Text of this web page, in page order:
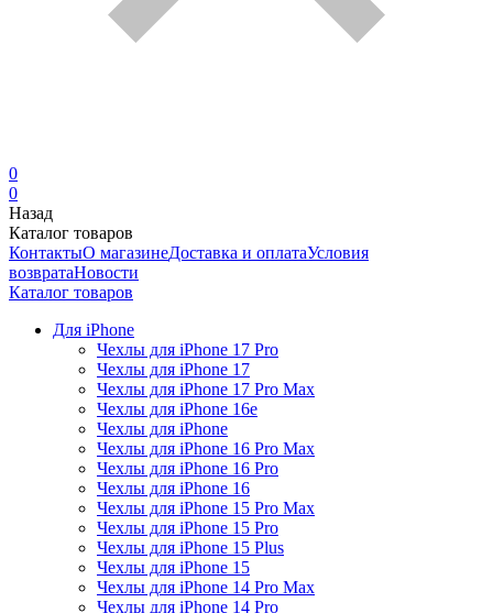
0
0
Назад
Каталог товаров
КонтактыО магазинеДоставка и оплатаУсловия
возвратаНовости
Каталог товаров
Для iPhone
Чехлы для iPhone 17 Pro
Чехлы для iPhone 17
Чехлы для iPhone 17 Pro Max
Чехлы для iPhone 16e
Чехлы для iPhone
Чехлы для iPhone 16 Pro Max
Чехлы для iPhone 16 Pro
Чехлы для iPhone 16
Чехлы для iPhone 15 Pro Max
Чехлы для iPhone 15 Pro
Чехлы для iPhone 15 Plus
Чехлы для iPhone 15
Чехлы для iPhone 14 Pro Max
Чехлы для iPhone 14 Pro